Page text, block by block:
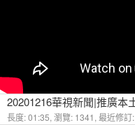
20201216華視新聞|推廣本
長度: 01:35, 瀏覽: 1341, 最近修